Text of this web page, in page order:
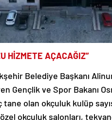
HİZMETE AÇACAĞIZ”
Belediye Başkanı
Gençlik ve Spor Bakanı
olan okçuluk kulüp
özel okçuluk salonları,